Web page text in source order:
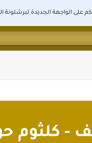
على الواجهة الجديدة لبرشلونة
- كلثوم